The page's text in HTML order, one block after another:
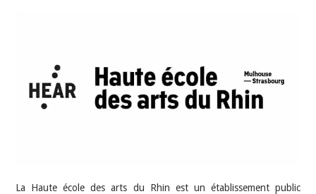
La Haute école des arts du Rhin est un établissement public